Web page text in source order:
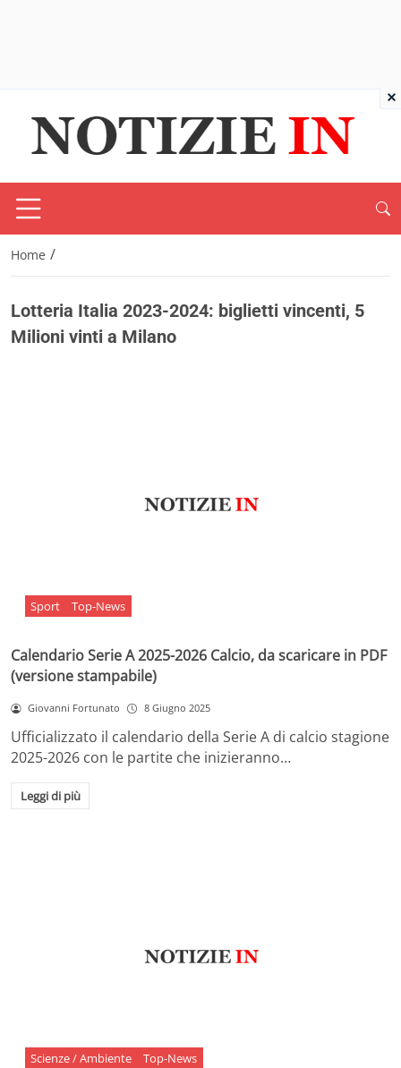
Home /
Lotteria Italia 2023-2024: biglietti vincenti, 5
Milioni vinti a Milano
Sport Top-News
Calendario Serie A 2025-2026 Calcio, da scaricare in PDF
(versione stampabile)
Giovanni Fortunato 8 Giugno 2025
Ufficializzato il calendario della Serie A di calcio stagione
2025-2026 con le partite che inizieranno…
Leggi di più
Scienze / Ambiente Top-News
×